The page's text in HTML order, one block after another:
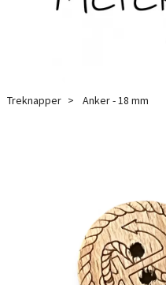
Treknapper Anker - 18 mm